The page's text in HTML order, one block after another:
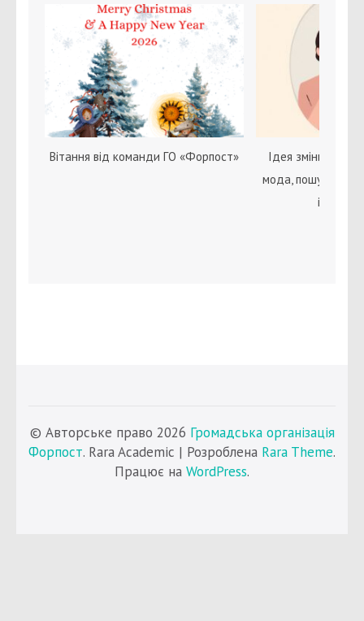
Вітання від команди ГО «Форпост»
Ідея зміни статі
мода, пошук себе
© Авторське право 2026 Громадська організація
Форпост. Rara Academic | Розроблена Rara Theme.
Працює на WordPress.